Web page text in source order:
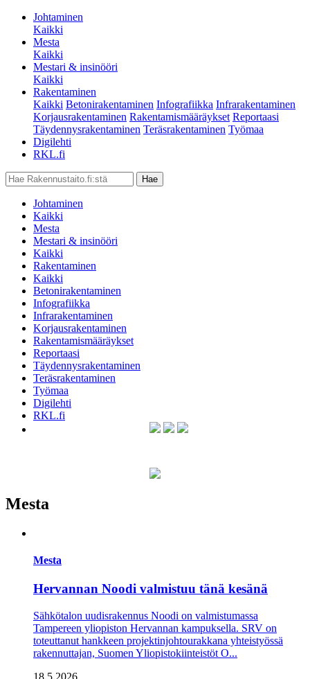
Johtaminen
Kaikki
Mesta
Kaikki
Mestari & insinööri
Kaikki
Rakentaminen
Kaikki Betonirakentaminen Infografiikka Infrarakentaminen
Korjausrakentaminen Rakentamismääräykset Reportaasi
Täydennysrakentaminen Teräsrakentaminen Työmaa
Digilehti
RKL.fi
Johtaminen
Kaikki
Mesta
Mestari & insinööri
Kaikki
Rakentaminen
Kaikki
Betonirakentaminen
Infografiikka
Infrarakentaminen
Korjausrakentaminen
Rakentamismääräykset
Reportaasi
Täydennysrakentaminen
Teräsrakentaminen
Työmaa
Digilehti
RKL.fi
Mesta
Mesta
Hervannan Noodi valmistuu tänä kesänä
Sähkötalon uudisrakennus Noodi on valmistumassa
Tampereen yliopiston Hervannan kampuksella. SRV on
toteuttanut hankkeen projektinjohtourakkana yhteistyössä
rakennuttajan, Suomen Yliopistokiinteistöt O...
18.5.2026